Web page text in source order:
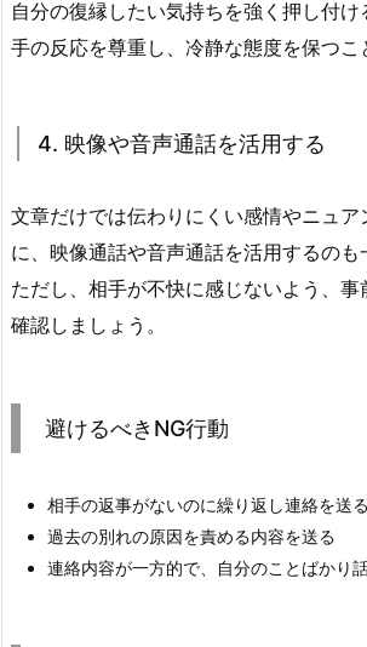
自分の復縁したい気持ちを強く押し付
手の反応を尊重し、冷静な態度を保つこ
4. 映像や音声通話を活用する
文章だけでは伝わりにくい感情やニュア
に、映像通話や音声通話を活用するのも
ただし、相手が不快に感じないよう、事
確認しましょう。
避けるべきNG行動
相手の返事がないのに繰り返し連絡を送る
過去の別れの原因を責める内容を送る
連絡内容が一方的で、自分のことばかり